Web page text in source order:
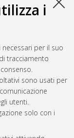
i
per il suo
tracciamento
sono usati per
utenti.
solo con i
of human-
experiences
Università di
e scienze
6 20:33:09 2026